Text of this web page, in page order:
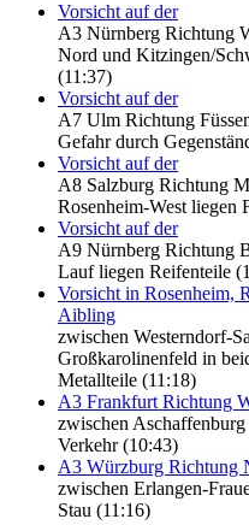
Vorsicht auf der
A3 Nürnberg Richtung
Nord und Kitzingen/
(11:37)
Vorsicht auf der
A7 Ulm Richtung
Gefahr durch
Vorsicht auf der
A8 Salzburg Richtung
Rosenheim-West liegen
Vorsicht auf der
A9 Nürnberg Richtung
Lauf liegen Reifenteile
Vorsicht in Rosenheim,
Aibling
zwischen Westerndorf-
Großkarolinenfeld in
Metallteile (11:18)
A3 Frankfurt Richtung
zwischen
Verkehr (10:43)
A3 Würzburg Richtung
zwischen Erlangen-
Stau (11:16)